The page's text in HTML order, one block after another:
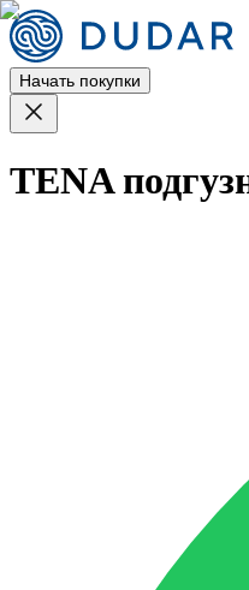
Начать покупки
TENA